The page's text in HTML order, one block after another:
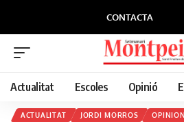
CONTACTA
Actualitat Escoles Opinió
ACTUALITAT JORDI MORROS